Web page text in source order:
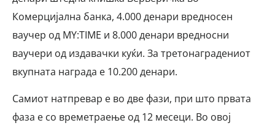
Комерцијална банка, 4.000 денари вредносен
ваучер од MY:TIME и 8.000 денари вредносни
ваучери од издавачки куќи. За третонаградениот
вкупната награда е 10.200 денари.
Самиот натпревар е во две фази, при што првата
фаза е со времетраење од 12 месеци. Во овој